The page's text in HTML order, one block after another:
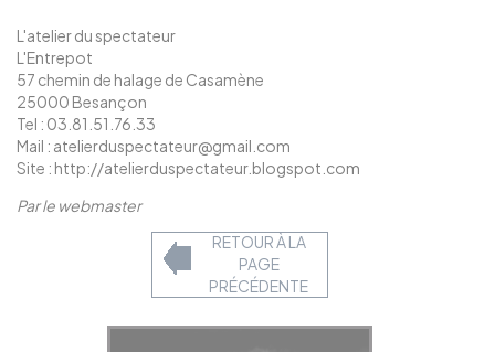
L'atelier du spectateur
L'Entrepot
57 chemin de halage de Casamène
25000 Besançon
Tel : 03.81.51.76.33
Mail : atelierduspectateur@gmail.com
Site : http://atelierduspectateur.blogspot.com
Par le webmaster
RETOUR À LA
PAGE
PRÉCÉDENTE